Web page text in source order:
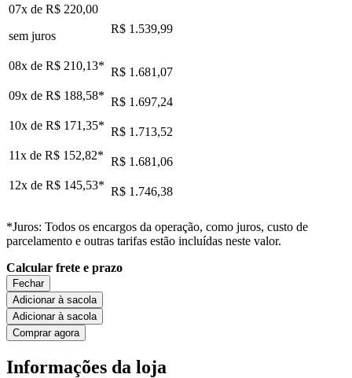
07x de R$ 220,00
sem juros
R$ 1.539,99
08x de R$ 210,13* R$ 1.681,07
09x de R$ 188,58* R$ 1.697,24
10x de R$ 171,35* R$ 1.713,52
11x de R$ 152,82* R$ 1.681,06
12x de R$ 145,53* R$ 1.746,38
*Juros: Todos os encargos da operação, como juros, custo de
parcelamento e outras tarifas estão incluídas neste valor.
Calcular frete e prazo
Fechar
Adicionar à sacola
Adicionar à sacola
Comprar agora
Informações da loja